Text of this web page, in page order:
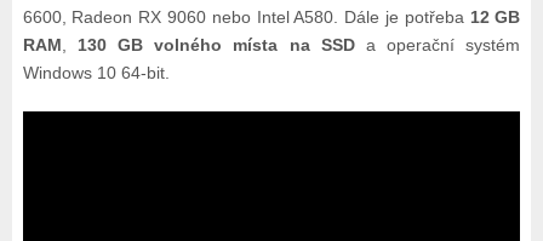
6600, Radeon RX 9060 nebo Intel A580. Dále je potřeba 12 GB
RAM
130 GB volného místa na SSDa operační systém
Windows 10 64-bit.